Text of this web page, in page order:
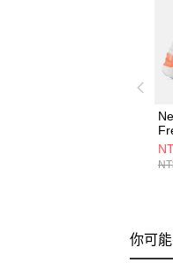
你可